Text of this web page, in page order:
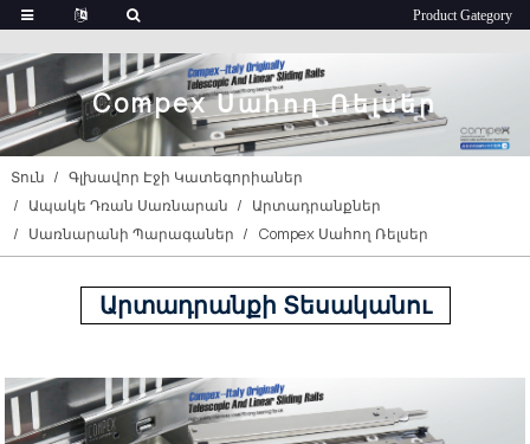
Compex Սահող Ռելսեր
Տուն
Գլխավոր Էջի Կատեգորիաներ
Ապակե Դռան Սառնարան
Արտադրանքներ
Սառնարանի Պարագաներ
Compex Սահող Ռելսեր
Արտադրանքի Տեսականու